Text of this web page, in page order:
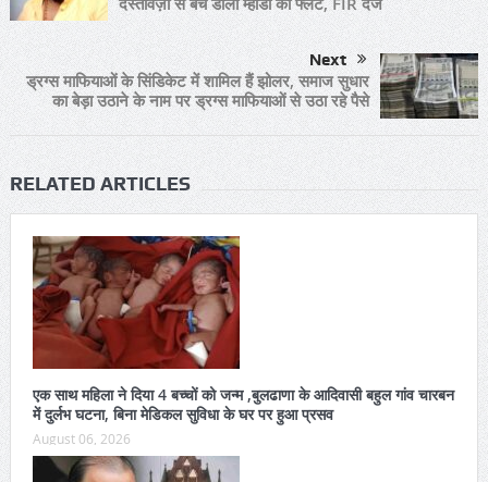
Next
ड्रग्स माफियाओं के सिंडिकेट में शामिल हैं झोलर, समाज सुधार
का बेड़ा उठाने के नाम पर ड्रग्स माफियाओं से उठा रहे पैसे
RELATED ARTICLES
एक साथ महिला ने दिया 4 बच्चों को जन्म ,बुलढाणा के आदिवासी बहुल गांव चारबन
में दुर्लभ घटना, बिना मेडिकल सुविधा के घर पर हुआ प्रसव
August 06, 2026